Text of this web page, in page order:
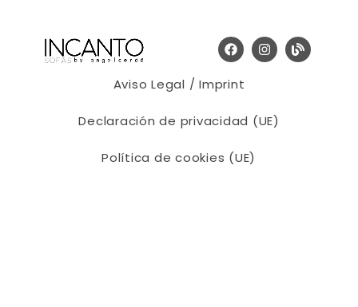
Aviso Legal / Imprint
Declaración de privacidad (UE)
Política de cookies (UE)